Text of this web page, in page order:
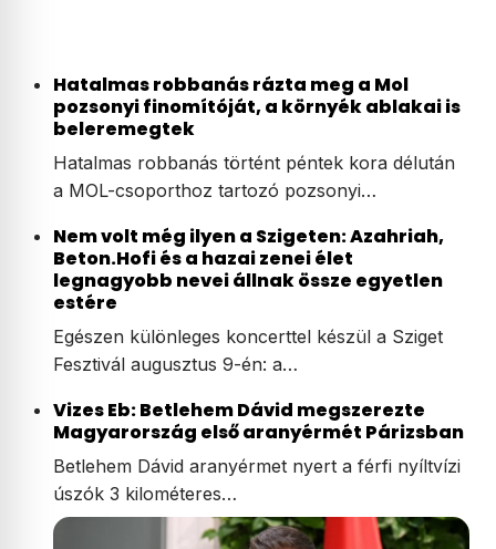
Hatalmas robbanás rázta meg a Mol
pozsonyi finomítóját, a környék ablakai is
beleremegtek
Hatalmas robbanás történt péntek kora délután
a MOL-csoporthoz tartozó pozsonyi…
Nem volt még ilyen a Szigeten: Azahriah,
Beton.Hofi és a hazai zenei élet
legnagyobb nevei állnak össze egyetlen
estére
Egészen különleges koncerttel készül a Sziget
Fesztivál augusztus 9-én: a…
Vizes Eb: Betlehem Dávid megszerezte
Magyarország első aranyérmét Párizsban
Betlehem Dávid aranyérmet nyert a férfi nyíltvízi
úszók 3 kilométeres…